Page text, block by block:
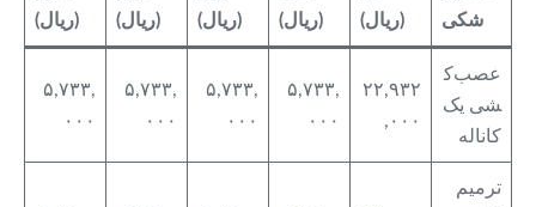
شکی
(ریال)
(ریال)
(ریال)
(ریال)
(ریال)
عصب‌ک
شی یک
کاناله
۲۲,۹۳۲
,۰۰۰
۵,۷۳۳,
۰۰۰
۵,۷۳۳,
۰۰۰
۵,۷۳۳,
۰۰۰
۵,۷۳۳,
۰۰۰
ترمیم